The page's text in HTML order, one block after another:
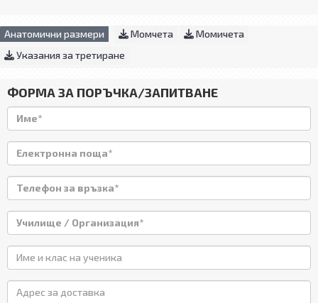
Анатомични размери Момчета
Момичета
Указания за третиране
ФОРМА ЗА ПОРЪЧКА/ЗАПИТВАНЕ